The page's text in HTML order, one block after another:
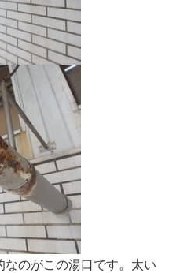
なのがこの湯口です。太い